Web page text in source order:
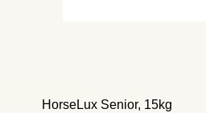
HorseLux Senior, 15kg